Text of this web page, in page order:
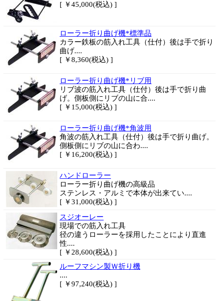
[ ￥45,000(税込) ]
ローラー折り曲げ機*標準品
カラー鉄板の筋入れ工具（仕付）後は手で折り
曲げ....
[ ￥8,360(税込) ]
ローラー折り曲げ機*リブ用
リブ波の筋入れ工具（仕付）後は手で折り曲
げ。側板側にリブの山に合....
[ ￥15,000(税込) ]
ローラー折り曲げ機*角波用
角波の筋入れ工具（仕付）後は手で折り曲げ。
側板側にリブの山に合わ....
[ ￥16,200(税込) ]
ハンドローラー
ローラー折り曲げ機の高級品
ステンレス・アルミで本体が出来てい....
[ ￥31,000(税込) ]
スジオーレー
現場での筋入れ工具
径の違うローラーを採用したことにより直進
性....
[ ￥28,600(税込) ]
ルーフマシン製Ｗ折り機
....
[ ￥97,240(税込) ]